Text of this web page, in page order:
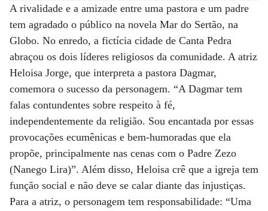
A rivalidade e a amizade entre uma pastora e um padre
tem agradado o público na novela Mar do Sertão, na
Globo. No enredo, a fictícia cidade de Canta Pedra
abraçou os dois líderes religiosos da comunidade. A atriz
Heloisa Jorge, que interpreta a pastora Dagmar,
comemora o sucesso da personagem. “A Dagmar tem
falas contundentes sobre respeito à fé,
independentemente da religião. Sou encantada por essas
provocações ecumênicas e bem-humoradas que ela
propõe, principalmente nas cenas com o Padre Zezo
(Nanego Lira)”. Além disso, Heloisa crê que a igreja tem
função social e não deve se calar diante das injustiças.
Para a atriz, o personagem tem responsabilidade: “Uma